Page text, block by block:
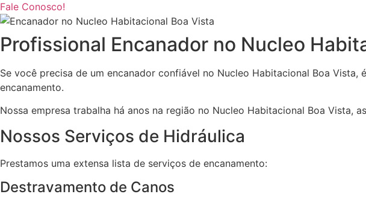
Fale Conosco!
Profissional Encanador no Nucleo
Se você precisa de um encanador confiável no Nucleo Habitacional Boa
encanamento.
Nossa empresa trabalha há anos na região no Nucleo Habitacional Boa Vista,
Nossos Serviços de Hidráulica
Prestamos uma extensa lista de serviços de encanamento:
Destravamento de Canos